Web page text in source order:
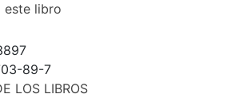
este libro
89-7
LOS LIBROS